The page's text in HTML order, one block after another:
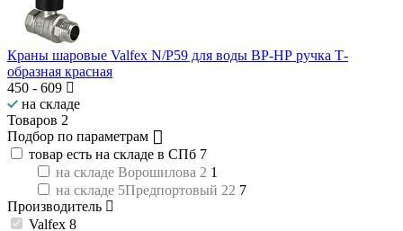
Краны шаровые Valfex N/P59 для воды ВР-НР ручка Т-
образная красная
450 - 609
на складе
Товаров 2
Подбор по параметрам
товар есть на складе в СПб 7
на складе Ворошилова 2 1
на складе 5Предпортовый 22 7
Производитель
Valfex 8